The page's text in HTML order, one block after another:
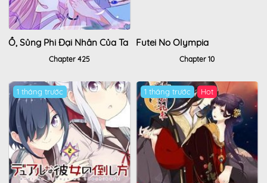
Ồ, Sủng Phi Đại Nhân Của Ta
Chapter 425
Futei No Olympia
Chapter 10
1 tháng trước 1 tháng trước Hot